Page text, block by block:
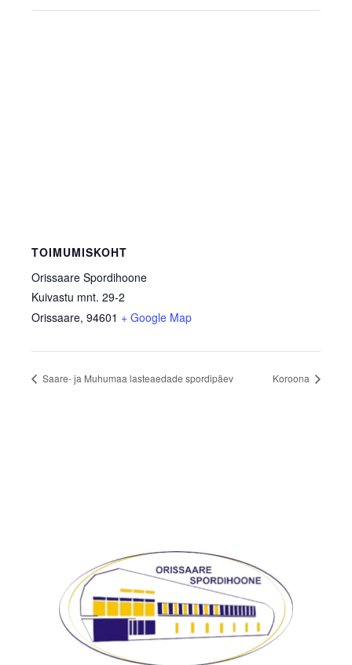
TOIMUMISKOHT
Orissaare Spordihoone
Kuivastu mnt. 29-2
Orissaare, 94601 + Google Map
Saare- ja Muhumaa lasteaedade spordipäev Koroona